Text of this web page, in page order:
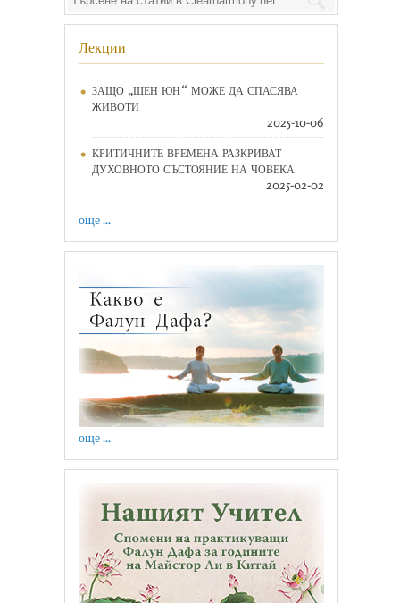
Лекции
ЗАЩО „ШЕН ЮН“ МОЖЕ ДА СПАСЯВА
ЖИВОТИ
2025-10-06
КРИТИЧНИТЕ ВРЕМЕНА РАЗКРИВАТ
ДУХОВНОТО СЪСТОЯНИЕ НА ЧОВЕКА
2025-02-02
още ...
още ...